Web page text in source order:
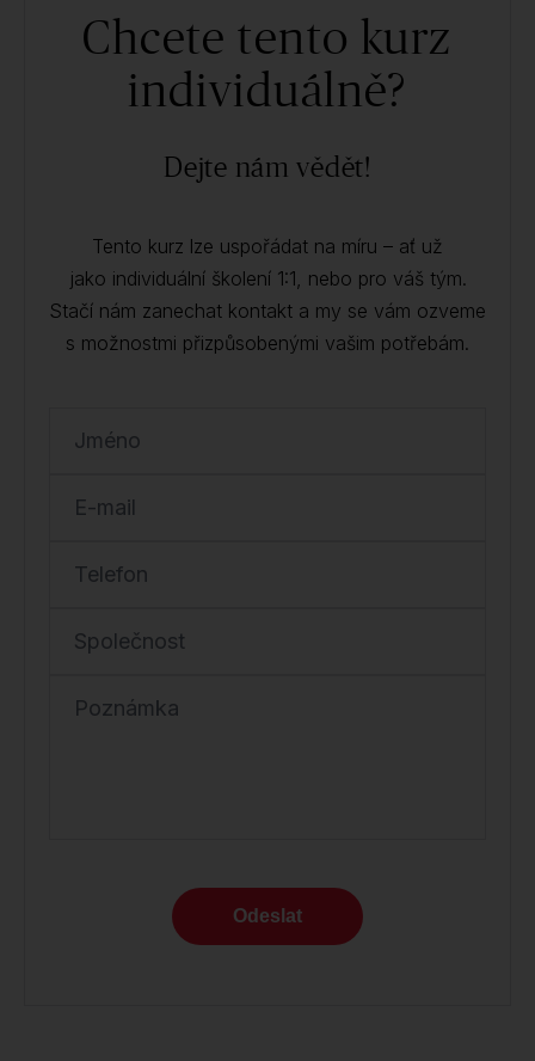
Chcete tento kurz
individuálně?
Dejte nám vědět!
Tento kurz lze uspořádat na míru – ať už
jako individuální školení 1:1, nebo pro váš tým.
Stačí nám zanechat kontakt a my se vám ozveme
s možnostmi přizpůsobenými vašim potřebám.
Jméno
E-mail
Telefon
Společnost
Poznámka
Odeslat